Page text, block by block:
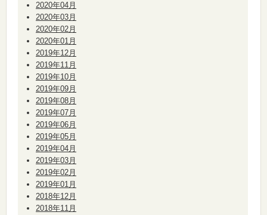
2020年04月
2020年03月
2020年02月
2020年01月
2019年12月
2019年11月
2019年10月
2019年09月
2019年08月
2019年07月
2019年06月
2019年05月
2019年04月
2019年03月
2019年02月
2019年01月
2018年12月
2018年11月